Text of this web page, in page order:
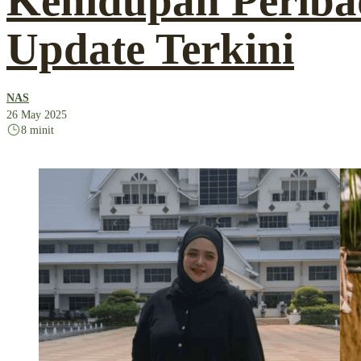
Update Terkini
NAS
26 May 2025
8 minit